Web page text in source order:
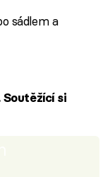
sádlem a
si